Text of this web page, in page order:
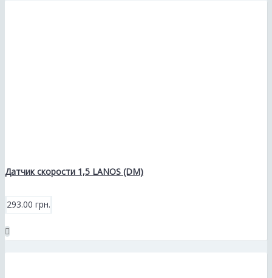
Датчик скорости 1,5 LANOS (DM)
293.00 грн.